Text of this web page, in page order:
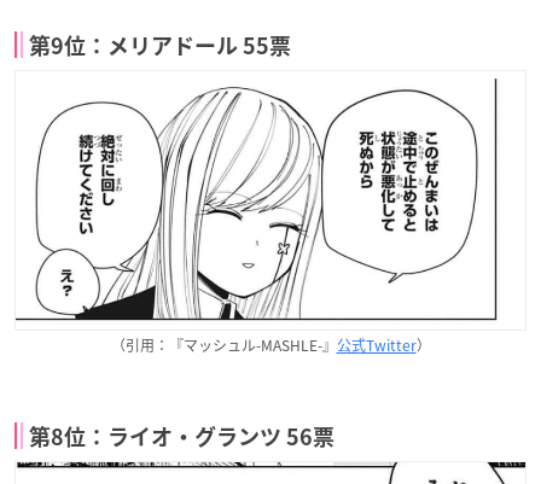
第9位：メリアドール 55票
（引用：『マッシュル-MASHLE-』 公式Twitter）
第8位：ライオ・グランツ 56票